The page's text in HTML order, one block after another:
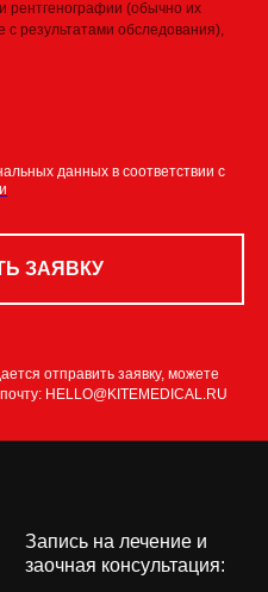
рентгенографии (обычно их
результатами обследования),
данных в соответствии c
ЗАЯВКУ
отправить заявку, можете
HELLO@KITEMEDICAL.RU
Запись на лечение и
заочная консультация: